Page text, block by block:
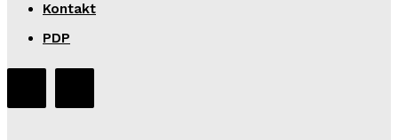
Kontakt
PDP